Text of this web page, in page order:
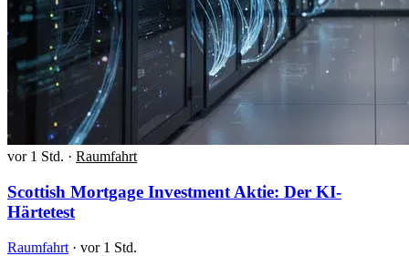
vor 1 Std. · Raumfahrt
Scottish Mortgage Investment Aktie: Der KI-
Härtetest
Raumfahrt · vor 1 Std.